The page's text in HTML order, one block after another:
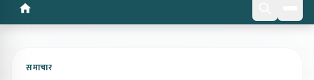
समाचार